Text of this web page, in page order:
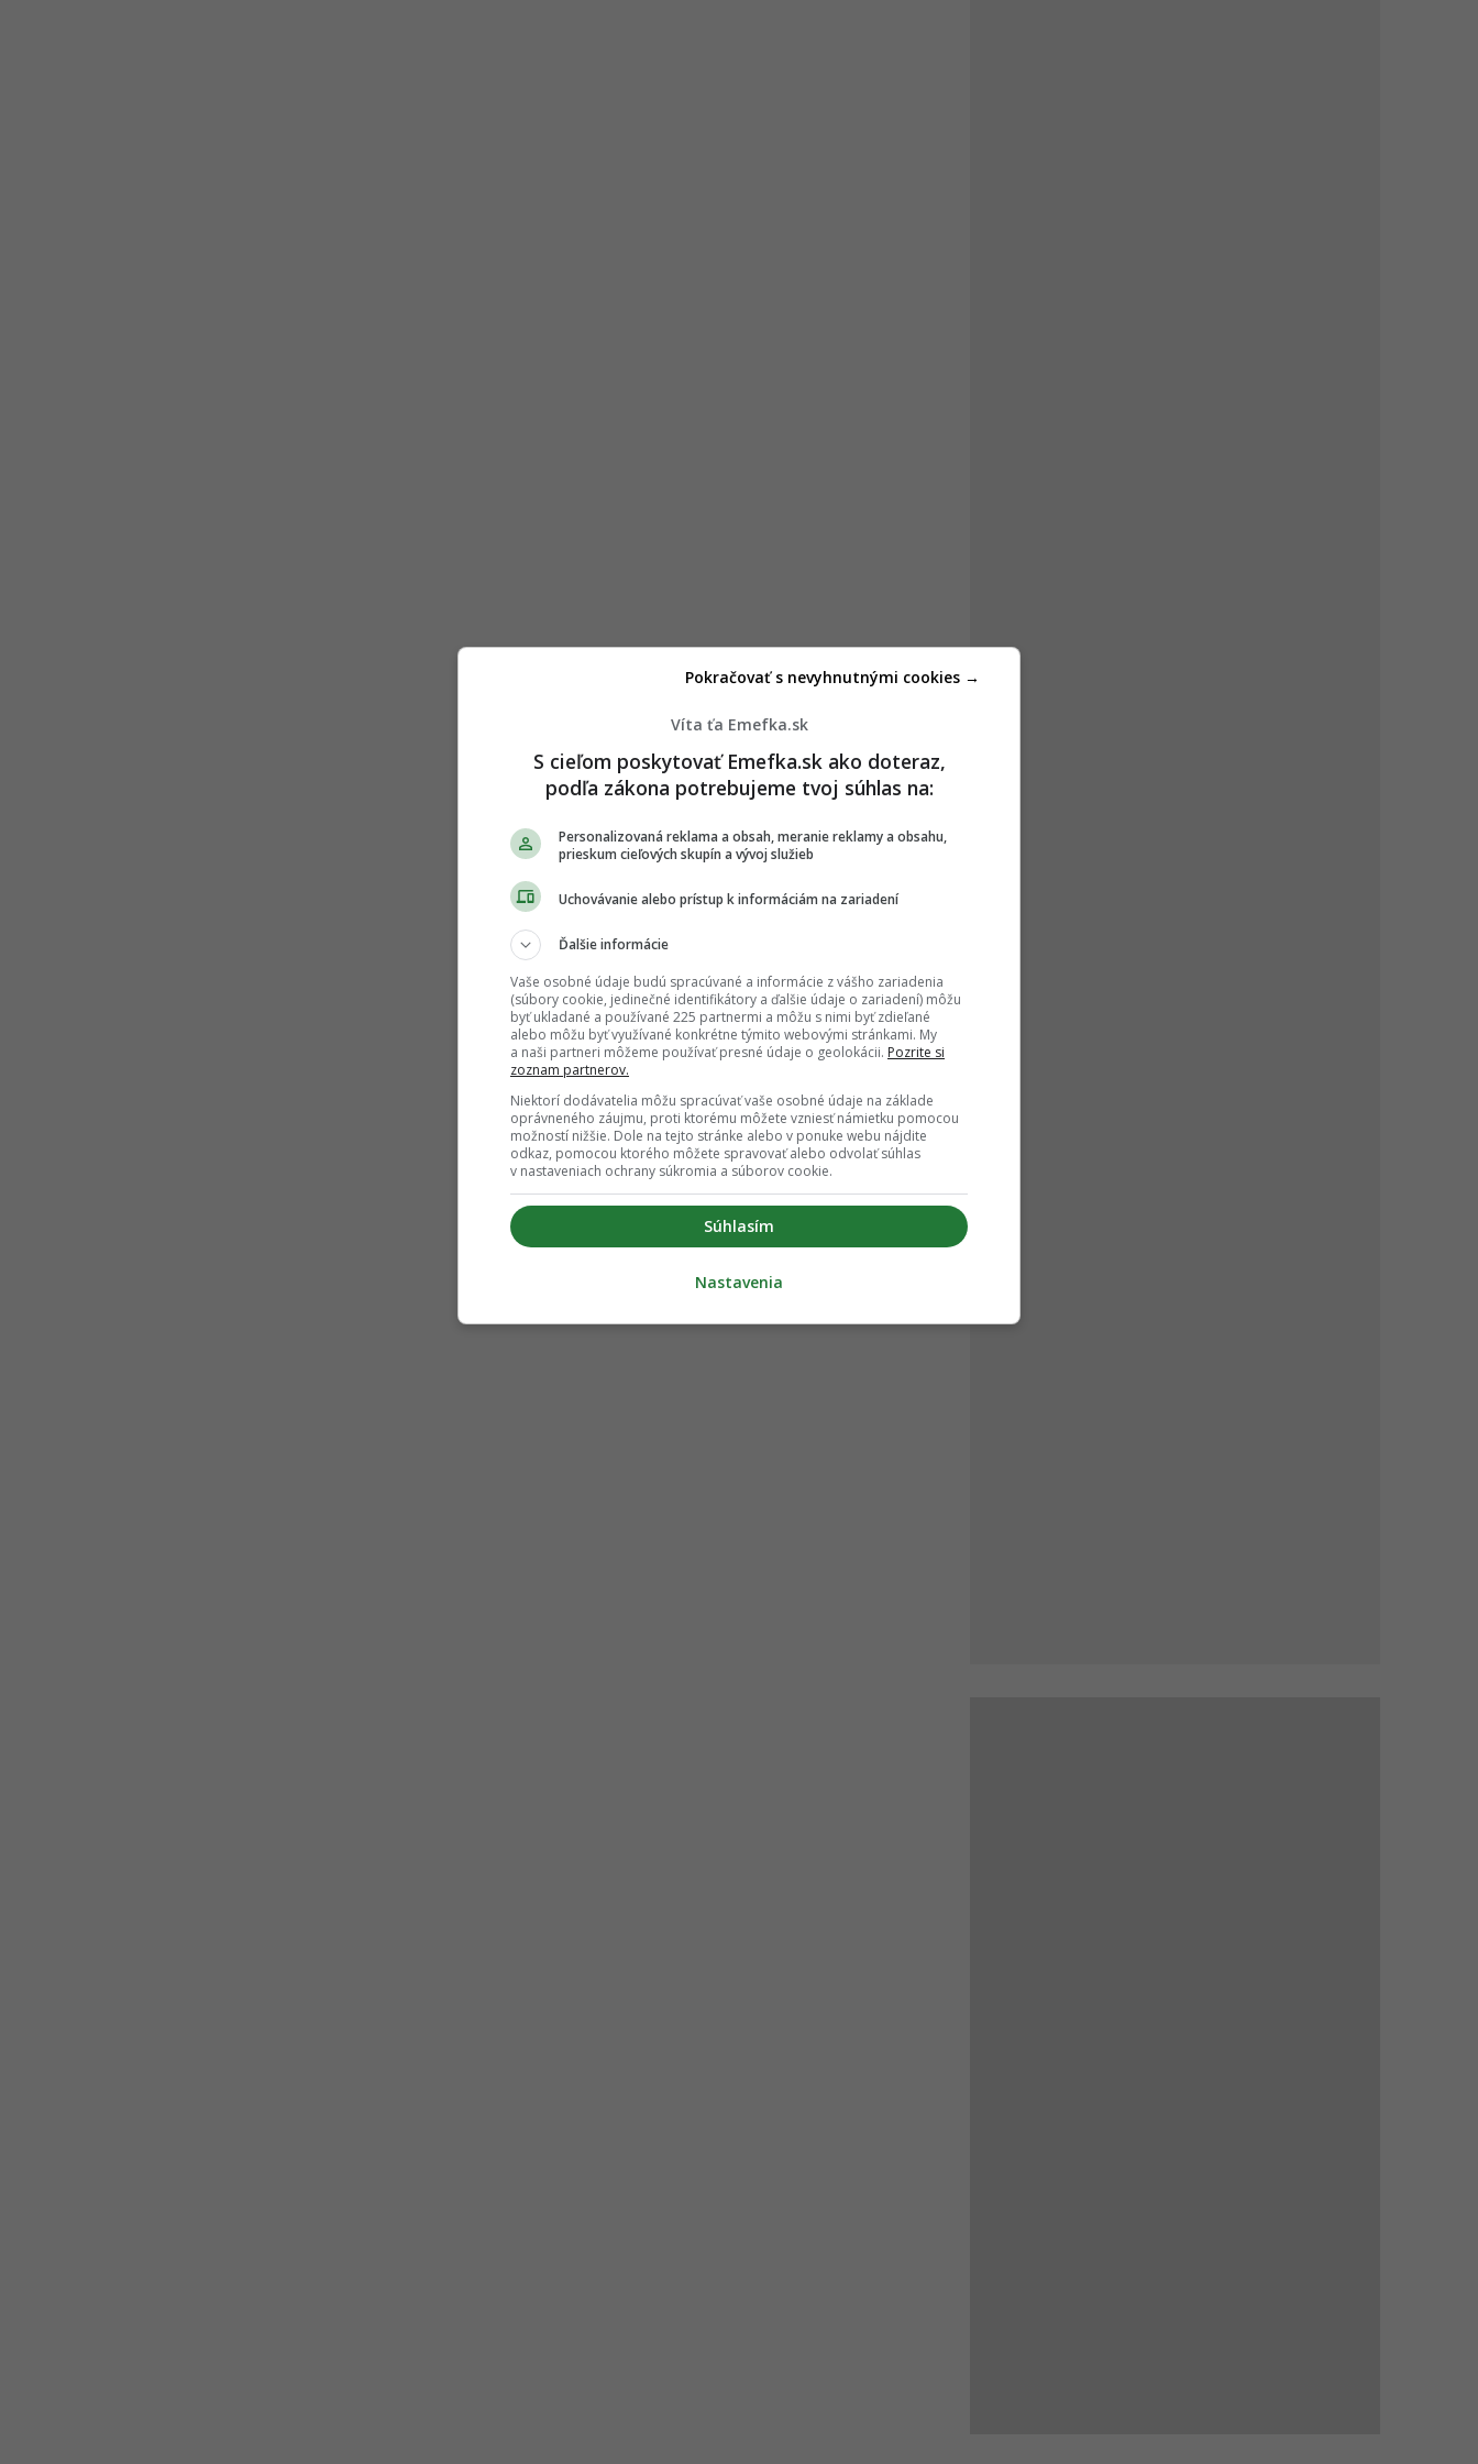
Víta ťa Emefka.sk
S cieľom poskytovať Emefka.sk ako doteraz,
podľa zákona potrebujeme tvoj súhlas na:
Personalizovaná reklama a obsah, meranie reklamy a obsahu,
prieskum cieľových skupín a vývoj služieb
Uchovávanie alebo prístup k informáciám na zariadení
Ďalšie informácie
Vaše osobné údaje budú spracúvané a informácie z vášho zariadenia
(súbory cookie, jedinečné identifikátory a ďalšie údaje o zariadení) môžu
byť ukladané a používané 225 partnermi a môžu s nimi byť zdieľané
alebo môžu byť využívané konkrétne týmito webovými stránkami. My
a naši partneri môžeme používať presné údaje o geolokácii. Pozrite si
zoznam partnerov.
Niektorí dodávatelia môžu spracúvať vaše osobné údaje na základe
oprávneného záujmu, proti ktorému môžete vzniesť námietku pomocou
možností nižšie. Dole na tejto stránke alebo v ponuke webu nájdite
odkaz, pomocou ktorého môžete spravovať alebo odvolať súhlas
v nastaveniach ochrany súkromia a súborov cookie.
Súhlasím
Pokračovať s nevyhnutnými cookies →
Nastavenia